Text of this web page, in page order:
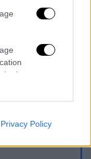
other
Privacy Policy
Οι οδηγοί
για
Μάλια: Η 40χρονη
της
η 46χρονη